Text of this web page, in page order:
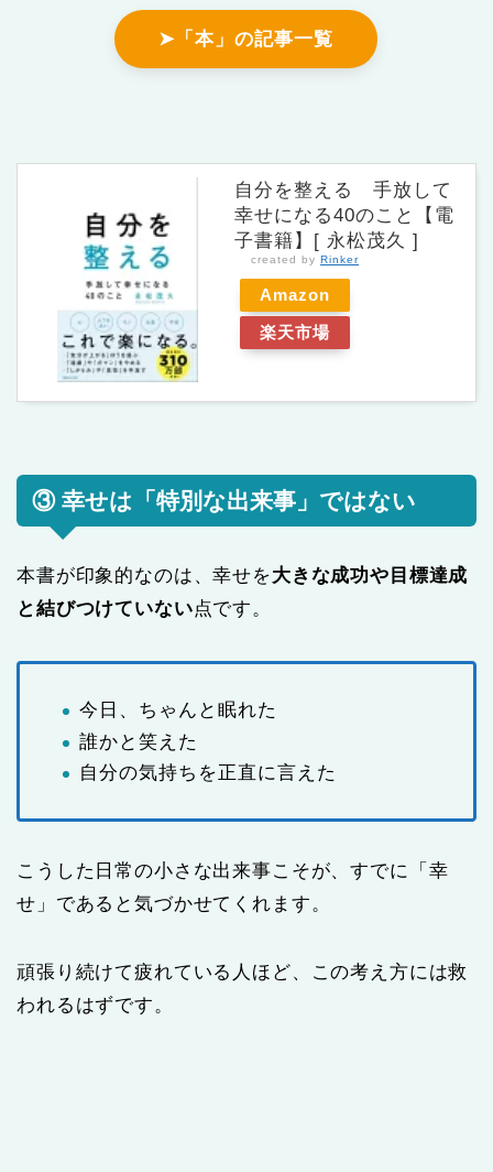
➤「本」の記事一覧
自分を整える 手放して
幸せになる40のこと【電
子書籍】[ 永松茂久 ]
created by Rinker
Amazon
楽天市場
③ 幸せは「特別な出来事」ではない
本書が印象的なのは、幸せを大きな成功や目標達成
と結びつけていない点です。
今日、ちゃんと眠れた
誰かと笑えた
自分の気持ちを正直に言えた
こうした日常の小さな出来事こそが、すでに「幸
せ」であると気づかせてくれます。
頑張り続けて疲れている人ほど、この考え方には救
われるはずです。